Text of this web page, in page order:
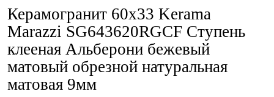
Керамогранит 60x33 Kerama
Marazzi SG643620RGCF Ступень
клееная Альберони бежевый
матовый обрезной натуральная
матовая 9мм